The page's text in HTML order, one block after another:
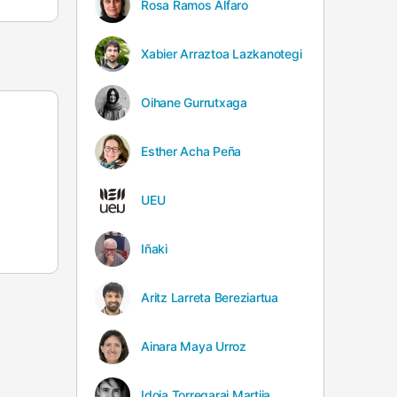
Rosa Ramos Alfaro
Xabier Arraztoa Lazkanotegi
Oihane Gurrutxaga
Esther Acha Peña
UEU
Iñaki
Aritz Larreta Bereziartua
Ainara Maya Urroz